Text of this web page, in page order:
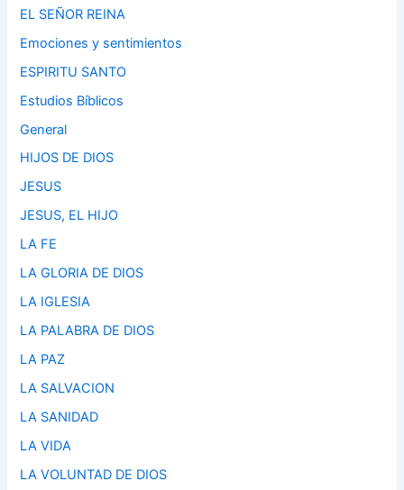
EL SEÑOR REINA
Emociones y sentimientos
ESPIRITU SANTO
Estudios Bíblicos
General
HIJOS DE DIOS
JESUS
JESUS, EL HIJO
LA FE
LA GLORIA DE DIOS
LA IGLESIA
LA PALABRA DE DIOS
LA PAZ
LA SALVACION
LA SANIDAD
LA VIDA
LA VOLUNTAD DE DIOS